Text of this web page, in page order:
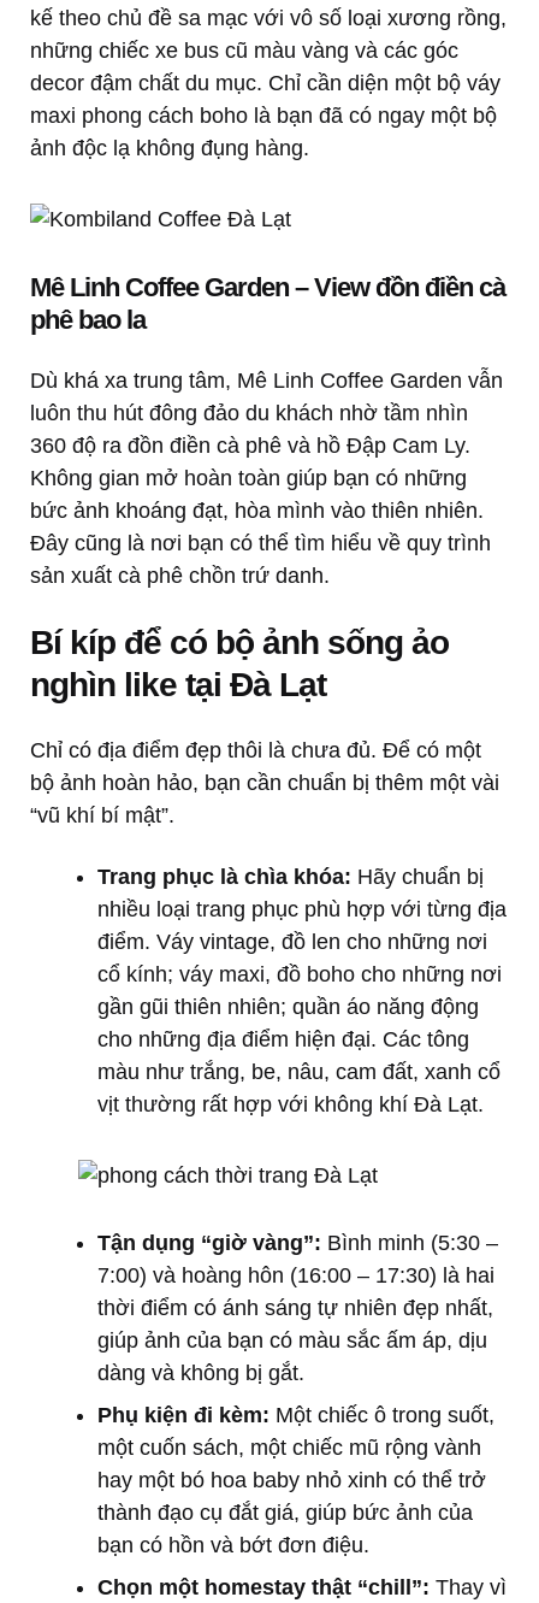
kế theo chủ đề sa mạc với vô số loại xương rồng,
những chiếc xe bus cũ màu vàng và các góc
decor đậm chất du mục. Chỉ cần diện một bộ váy
maxi phong cách boho là bạn đã có ngay một bộ
ảnh độc lạ không đụng hàng.
Mê Linh Coffee Garden – View đồn điền cà
phê bao la
Dù khá xa trung tâm, Mê Linh Coffee Garden vẫn
luôn thu hút đông đảo du khách nhờ tầm nhìn
360 độ ra đồn điền cà phê và hồ Đập Cam Ly.
Không gian mở hoàn toàn giúp bạn có những
bức ảnh khoáng đạt, hòa mình vào thiên nhiên.
Đây cũng là nơi bạn có thể tìm hiểu về quy trình
sản xuất cà phê chồn trứ danh.
Bí kíp để có bộ ảnh sống ảo
nghìn like tại Đà Lạt
Chỉ có địa điểm đẹp thôi là chưa đủ. Để có một
bộ ảnh hoàn hảo, bạn cần chuẩn bị thêm một vài
“vũ khí bí mật”.
Trang phục là chìa khóa: Hãy chuẩn bị
nhiều loại trang phục phù hợp với từng địa
điểm. Váy vintage, đồ len cho những nơi
cổ kính; váy maxi, đồ boho cho những nơi
gần gũi thiên nhiên; quần áo năng động
cho những địa điểm hiện đại. Các tông
màu như trắng, be, nâu, cam đất, xanh cổ
vịt thường rất hợp với không khí Đà Lạt.
Tận dụng “giờ vàng”: Bình minh (5:30 –
7:00) và hoàng hôn (16:00 – 17:30) là hai
thời điểm có ánh sáng tự nhiên đẹp nhất,
giúp ảnh của bạn có màu sắc ấm áp, dịu
dàng và không bị gắt.
Phụ kiện đi kèm: Một chiếc ô trong suốt,
một cuốn sách, một chiếc mũ rộng vành
hay một bó hoa baby nhỏ xinh có thể trở
thành đạo cụ đắt giá, giúp bức ảnh của
bạn có hồn và bớt đơn điệu.
Chọn một homestay thật “chill”: Thay vì